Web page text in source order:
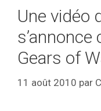
Une vidéo
Gears of
11 août 2010 par